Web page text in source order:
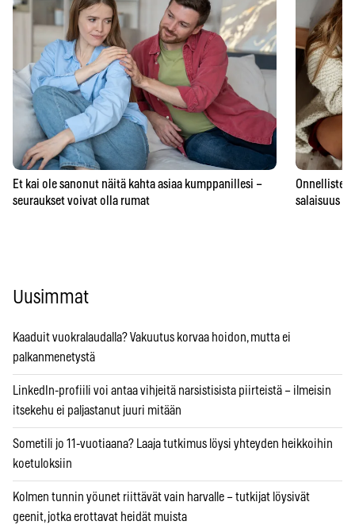
Et kai ole sanonut näitä kahta asiaa kumppanillesi –
seuraukset voivat olla rumat
Onnellisten
salaisuus –
Uusimmat
Kaaduit vuokralaudalla? Vakuutus korvaa hoidon, mutta ei
palkanmenetystä
LinkedIn-profiili voi antaa vihjeitä narsistisista piirteistä – ilmeisin
itsekehu ei paljastanut juuri mitään
Sometili jo 11-vuotiaana? Laaja tutkimus löysi yhteyden heikkoihin
koetuloksiin
Kolmen tunnin yöunet riittävät vain harvalle – tutkijat löysivät
geenit, jotka erottavat heidät muista